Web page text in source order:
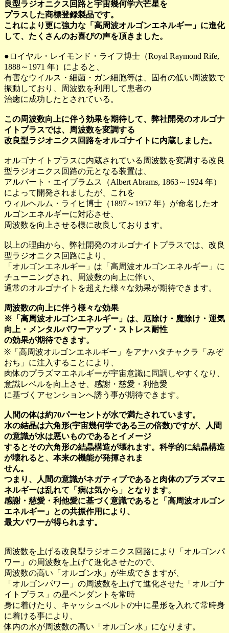
良型ラジオニクス回路と宇宙幾何学六芒星を
プラスした商標登録製品です。
これにより更に強力な「高周波オルゴンエネルギー」に進化
して、たくさんのお喜びの声を頂きました。
●ロイヤル・レイモンド・ライフ博士（Royal Raymond Rife,
1888～1971 年）によると、
有害なウイルス・細菌・ガン細胞等は、固有の低い周波数で
振動しており、周波数を利用して患者の
治癒に成功したとされている。
この周波数向上に伴う効果を期待して、弊社開発のオルゴナ
イトプラスでは、周波数を変調する
改良型ラジオニクス回路をオルゴナイトに内蔵しました。
オルゴナイトプラスに内蔵されている周波数を変調する改良
型ラジオニクス回路の元となる装置は、
アルバート・エイブラムス（Albert Abrams, 1863～1924 年）
によって開発されましたが、これを
ウィルヘルム・ライヒ博士（1897～1957 年）が命名したオ
ルゴンエネルギーに対応させ、
周波数を向上させる様に改良しております。
以上の理由から、弊社開発のオルゴナイトプラスでは、改良
型ラジオニクス回路により、
「オルゴンエネルギー」は「高周波オルゴンエネルギー」に
チューニングされ、周波数の向上に伴い、
通常のオルゴナイトを超えた様々な効果が期待できます。
周波数の向上に伴う様々な効果
※「高周波オルゴンエネルギー」は、厄除け・魔除け・運気
向上・メンタルパワーアップ・ストレス耐性
の効果が期待できます。
※「高周波オルゴンエネルギー」をアナハタチャクラ「みぞ
おち」に注入することにより、
肉体のプラズマエネルギーが宇宙意識に同調しやすくなり、
意識レベルを向上させ、感謝・慈愛・利他愛
に基づくアセンションへ誘う事が期待できます。
人間の体は約70パーセントが水で満たされています。
水の結晶は六角形(宇宙幾何学である三の倍数)ですが、人間
の意識が水は悪いものであるとイメージ
するとその六角形の結晶構造が壊れます。科学的に結晶構造
が壊れると、本来の機能が発揮されま
せん。
つまり、人間の意識がネガティブであると肉体のプラズマエ
ネルギーは乱れて「病は気から」となります。
感謝・慈愛・利他愛に基づく意識であると「高周波オルゴン
エネルギー」との共振作用により、
最大パワーが得られます。
周波数を上げる改良型ラジオニクス回路により「オルゴンパ
ワー」の周波数を上げて進化させたので、
周波数の高い「オルゴン水」が生成できますが、
「オルゴンパワー」の周波数を上げて進化させた「オルゴナ
イトプラス」の星ペンダントを常時
身に着けたり、キャッシュベルトの中に星形を入れて常時身
に着ける事により、
体内の水が周波数の高い「オルゴン水」になります。